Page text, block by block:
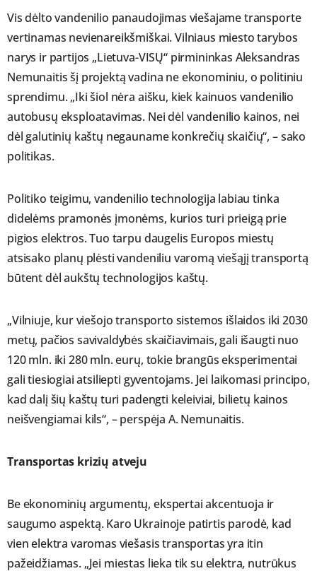
Vis dėlto vandenilio panaudojimas viešajame transporte
vertinamas nevienareikšmiškai. Vilniaus miesto tarybos
narys ir partijos „Lietuva-VISŲ“ pirmininkas Aleksandras
Nemunaitis šį projektą vadina ne ekonominiu, o politiniu
sprendimu. „Iki šiol nėra aišku, kiek kainuos vandenilio
autobusų eksploatavimas. Nei dėl vandenilio kainos, nei
dėl galutinių kaštų negauname konkrečių skaičių“, – sako
politikas.
Politiko teigimu, vandenilio technologija labiau tinka
didelėms pramonės įmonėms, kurios turi prieigą prie
pigios elektros. Tuo tarpu daugelis Europos miestų
atsisako planų plėsti vandeniliu varomą viešąjį transportą
būtent dėl aukštų technologijos kaštų.
„Vilniuje, kur viešojo transporto sistemos išlaidos iki 2030
metų, pačios savivaldybės skaičiavimais, gali išaugti nuo
120 mln. iki 280 mln. eurų, tokie brangūs eksperimentai
gali tiesiogiai atsiliepti gyventojams. Jei laikomasi principo,
kad dalį šių kaštų turi padengti keleiviai, bilietų kainos
neišvengiamai kils“, – perspėja A. Nemunaitis.
Transportas krizių atveju
Be ekonominių argumentų, ekspertai akcentuoja ir
saugumo aspektą. Karo Ukrainoje patirtis parodė, kad
vien elektra varomas viešasis transportas yra itin
pažeidžiamas. „Jei miestas lieka tik su elektra, nutrūkus